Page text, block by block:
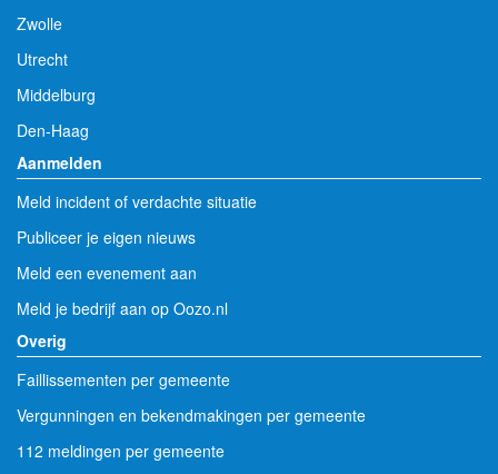
Zwolle
Utrecht
Middelburg
Den-Haag
Aanmelden
Meld incident of verdachte situatie
Publiceer je eigen nieuws
Meld een evenement aan
Meld je bedrijf aan op Oozo.nl
Overig
Faillissementen per gemeente
Vergunningen en bekendmakingen per gemeente
112 meldingen per gemeente